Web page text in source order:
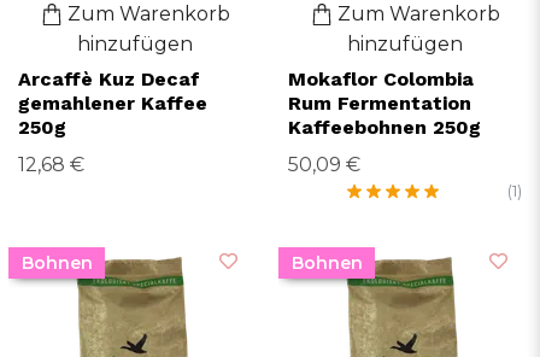
Zum Warenkorb
hinzufügen
Arcaffè Kuz Decaf
gemahlener Kaffee
250g
12,68 €
Zum Warenkorb
hinzufügen
Mokaflor Colombia
Rum Fermentation
Kaffeebohnen 250g
50,09 €
(1)
Bohnen Bohnen